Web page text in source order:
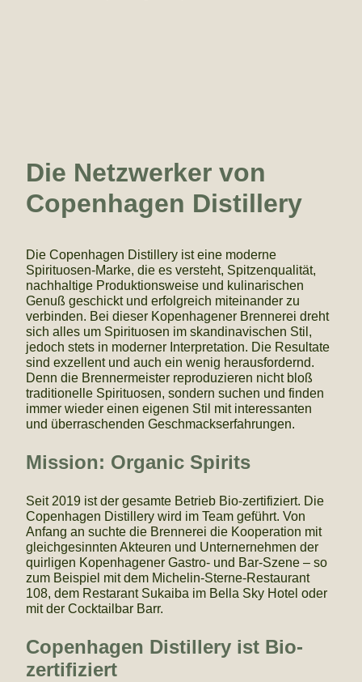
Die Netzwerker von
Copenhagen Distillery
Die Copenhagen Distillery ist eine moderne
Spirituosen-Marke, die es versteht, Spitzenqualität,
nachhaltige Produktionsweise und kulinarischen
Genuß geschickt und erfolgreich miteinander zu
verbinden. Bei dieser Kopenhagener Brennerei dreht
sich alles um Spirituosen im skandinavischen Stil,
jedoch stets in moderner Interpretation. Die Resultate
sind exzellent und auch ein wenig herausfordernd.
Denn die Brennermeister reproduzieren nicht bloß
traditionelle Spirituosen, sondern suchen und finden
immer wieder einen eigenen Stil mit interessanten
und überraschenden Geschmackserfahrungen.
Mission: Organic Spirits
Seit 2019 ist der gesamte Betrieb Bio-zertifiziert. Die
Copenhagen Distillery wird im Team geführt. Von
Anfang an suchte die Brennerei die Kooperation mit
gleichgesinnten Akteuren und Unternernehmen der
quirligen Kopenhagener Gastro- und Bar-Szene – so
zum Beispiel mit dem Michelin-Sterne-Restaurant
108, dem Restarant Sukaiba im Bella Sky Hotel oder
mit der Cocktailbar Barr.
Copenhagen Distillery ist Bio-
zertifiziert